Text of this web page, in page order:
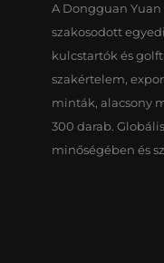
A Dongguan Yuan
szakosodott
kulcstartók és
szakértelem,
minták, alacsony
300 darab.
minőségében és